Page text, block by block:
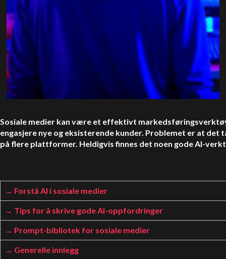
Sosiale medier kan være et effektivt
engasjere nye og eksisterende kunder. Problemet er at det
på flere plattformer. Heldigvis finnes det noen gode AI-
Forstå AI i sosiale medier
Tips for å skrive gode AI-oppfordringer
Prompt-bibliotek for sosiale medier
Generelle innlegg